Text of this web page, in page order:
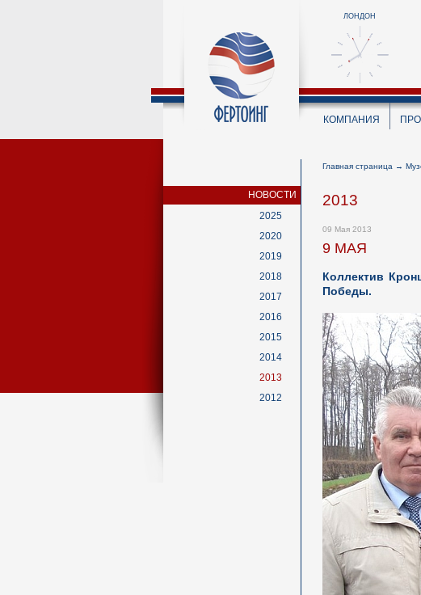
ЛОНДОН
КОМПАНИЯ
НОВОСТИ
2025
2020
2019
2018
2017
2016
2015
2014
2013
2012
Главная страница →
2013
09 Мая 2013
9 МАЯ
Коллектив
Победы.